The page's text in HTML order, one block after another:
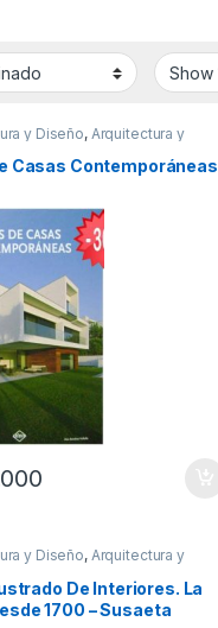
y Diseño, Arquitectura y
Arte y Afines , Interes General
Profesionales y tecnicos
Casas Contemporáneas
y Diseño, Arquitectura y
Diseño Ofertas
De Interiores. La
1700 – Susaeta